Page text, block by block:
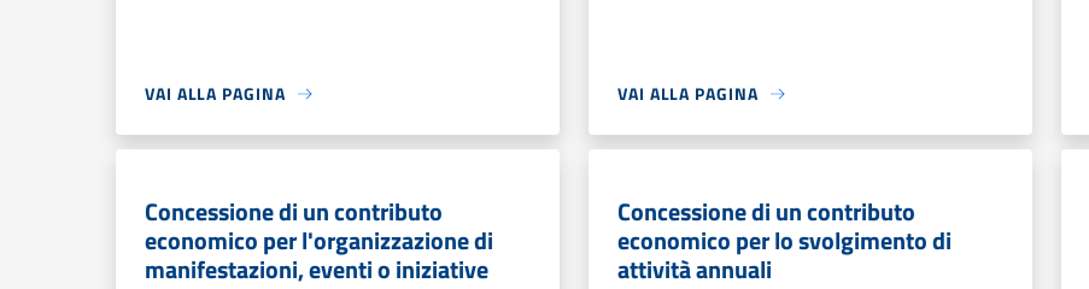
VAI ALLA PAGINA VAI ALLA PAGINA
Concessione di un contributo
economico per l'organizzazione di
manifestazioni, eventi o iniziative
Concessione di un contributo
economico per lo svolgimento di
attività annuali